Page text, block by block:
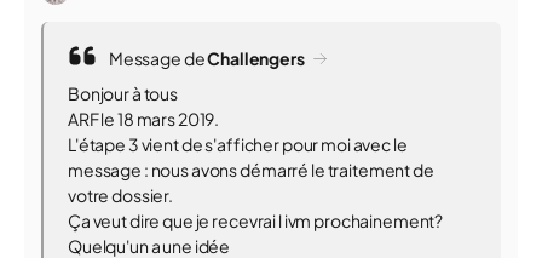
Message deChallengers
Bonjour à tous
ARF le 18 mars 2019.
L'étape 3 vient de s'afficher pour moi avec le
message : nous avons démarré le traitement de
votre dossier.
Ça veut dire que je recevrai l ivm prochainement?
Quelqu'un a une idée